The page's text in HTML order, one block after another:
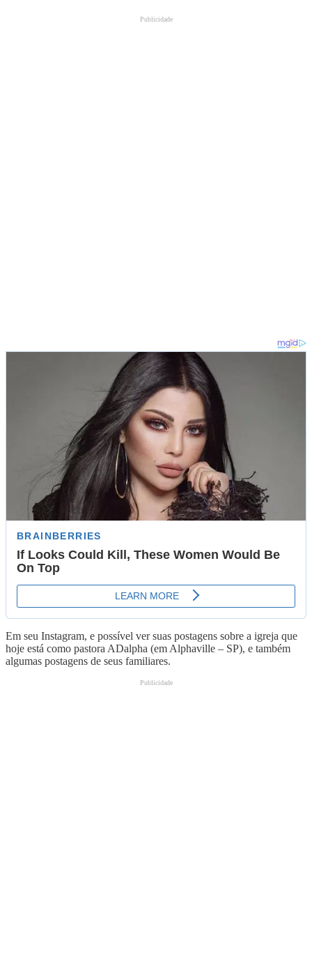
Publicidade
Em seu Instagram, e possível ver suas postagens sobre a igreja que
hoje está como pastora ADalpha (em Alphaville – SP), e também
algumas postagens de seus familiares.
Publicidade